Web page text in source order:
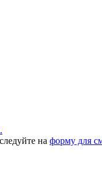
на форму для